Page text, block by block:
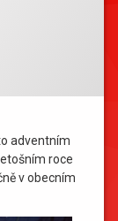
adventním
roce
v obecním